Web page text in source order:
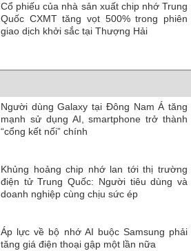
Cổ phiếu của nhà sản xuất chip nhớ Trung
Quốc CXMT tăng vọt 500% trong phiên
giao dịch khởi sắc tại Thượng Hải
Người dùng Galaxy tại Đông Nam Á tăng
mạnh sử dụng AI, smartphone trở thành
“cổng kết nối” chính
Khủng hoảng chip nhớ lan tới thị trường
điện tử Trung Quốc: Người tiêu dùng và
doanh nghiệp cùng chịu sức ép
Áp lực về bộ nhớ AI buộc Samsung phải
tăng giá điện thoại gập một lần nữa